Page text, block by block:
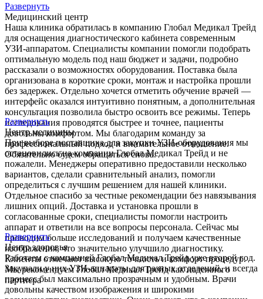
Развернуть
Медицинский центр
Наша клиника обратилась в компанию Глобал Медикал Трейд
для оснащения диагностического кабинета современным
УЗИ-аппаратом. Специалисты компании помогли подобрать
оптимальную модель под наш бюджет и задачи, подробно
рассказали о возможностях оборудования. Поставка была
организована в короткие сроки, монтаж и настройка прошли
без задержек. Отдельно хочется отметить обучение врачей —
интерфейс оказался интуитивно понятным, а дополнительная
консультация позволила быстро освоить все режимы. Теперь
исследования проводятся быстрее и точнее, пациенты
довольны комфортом. Мы благодарим команду за
профессиональный подход и внимательное отношение.
Обязательно будем обращаться снова.
Развернуть
Центр медицины
При выборе поставщика для закупки УЗИ-оборудования мы
остановились на компании Глобал Медикал Трейд и не
пожалели. Менеджеры оперативно предоставили несколько
вариантов, сделали сравнительный анализ, помогли
определиться с лучшим решением для нашей клиники.
Отдельное спасибо за честные рекомендации без навязывания
лишних опций. Доставка и установка прошли в
согласованные сроки, специалисты помогли настроить
аппарат и ответили на все вопросы персонала. Сейчас мы
проводим больше исследований и получаем качественные
изображения, что значительно улучшило диагностику.
Клиенты отмечают высокую точность и комфорт процедур.
Мы рекомендуем Глобал Медикал Трейд как надежного
партнера
Развернуть
Центр здоровья
Работаем с компанией Глобал Медикал Трейд уже второй год.
Закупали у них УЗИ-аппараты для разных отделений, и всегда
процесс был максимально прозрачным и удобным. Врачи
довольны качеством изображения и широкими